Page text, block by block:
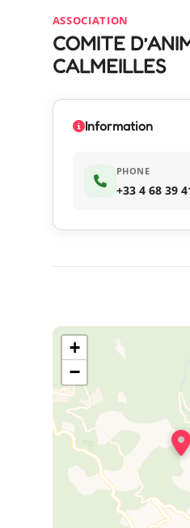
ASSOCIATION
COMITE
CALMEILLES
+
−
Information
PHONE
+33 4 68 39